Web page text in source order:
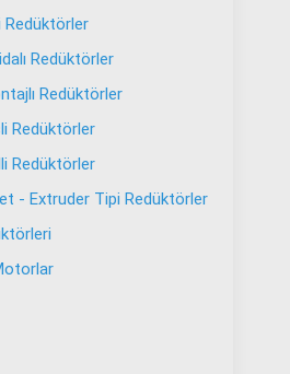
Redüktörler
Redüktörler
Redüktörler
Redüktörler
Redüktörler
- Extruder Tipi Redüktörler